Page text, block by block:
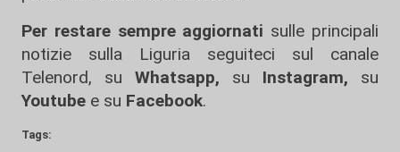
Per restare sempre aggiornati sulle principali
notizie sulla Liguria seguiteci sul canale
Telenord, su
Whatsapp, su Instagram, su
Youtube e su Facebook.
Tags: